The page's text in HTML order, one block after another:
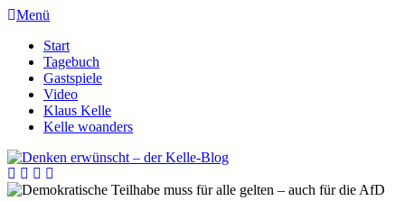
Menü
Start
Tagebuch
Gastspiele
Video
Klaus Kelle
Kelle woanders